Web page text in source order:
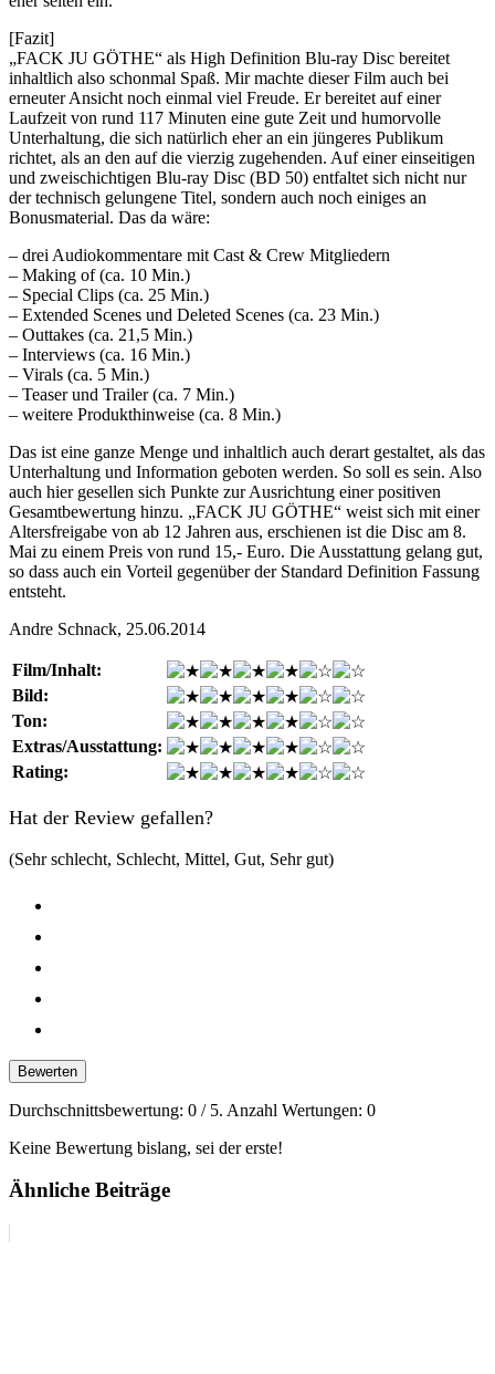
[Fazit]
„FACK JU GÖTHE“ als High Definition Blu-ray Disc bereitet
inhaltlich also schonmal Spaß. Mir machte dieser Film auch bei
erneuter Ansicht noch einmal viel Freude. Er bereitet auf einer
Laufzeit von rund 117 Minuten eine gute Zeit und humorvolle
Unterhaltung, die sich natürlich eher an ein jüngeres Publikum
richtet, als an den auf die vierzig zugehenden. Auf einer einseitigen
und zweischichtigen Blu-ray Disc (BD 50) entfaltet sich nicht nur
der technisch gelungene Titel, sondern auch noch einiges an
Bonusmaterial. Das da wäre:
– drei Audiokommentare mit Cast & Crew Mitgliedern
– Making of (ca. 10 Min.)
– Special Clips (ca. 25 Min.)
– Extended Scenes und Deleted Scenes (ca. 23 Min.)
– Outtakes (ca. 21,5 Min.)
– Interviews (ca. 16 Min.)
– Virals (ca. 5 Min.)
– Teaser und Trailer (ca. 7 Min.)
– weitere Produkthinweise (ca. 8 Min.)
Das ist eine ganze Menge und inhaltlich auch derart gestaltet, als das
Unterhaltung und Information geboten werden. So soll es sein. Also
auch hier gesellen sich Punkte zur Ausrichtung einer positiven
Gesamtbewertung hinzu. „FACK JU GÖTHE“ weist sich mit einer
Altersfreigabe von ab 12 Jahren aus, erschienen ist die Disc am 8.
Mai zu einem Preis von rund 15,- Euro. Die Ausstattung gelang gut,
so dass auch ein Vorteil gegenüber der Standard Definition Fassung
entsteht.
Andre Schnack, 25.06.2014
Film/Inhalt:
Bild:
Ton:
Extras/Ausstattung:
Rating:
Hat der Review gefallen?
(Sehr schlecht, Schlecht, Mittel, Gut, Sehr gut)
Bewerten
Durchschnittsbewertung: 0 / 5. Anzahl Wertungen: 0
Keine Bewertung bislang, sei der erste!
Ähnliche Beiträge